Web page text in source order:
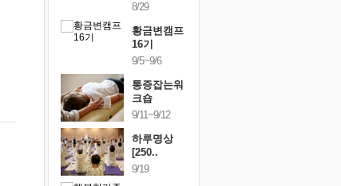
8/29
황금변캠프
16기
9/5~9/6
통증잡는워
크숍
9/11~9/12
하루명상
[250..
9/19